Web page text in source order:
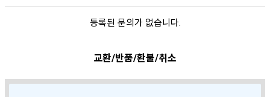
등록된 문의가 없습니다.
교환/반품/환불/취소